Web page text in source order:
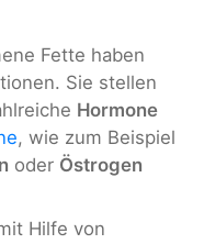
Fette haben
Sie stellen
Hormone
, wie zum Beispiel
oder Östrogen
Hilfe von